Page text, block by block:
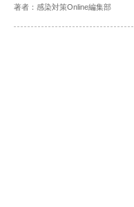
著者：感染対策Online編集部